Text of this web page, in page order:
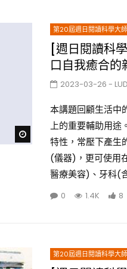
Watch Later
第20屆週日閱讀科學大師
[週日閱讀科
口自我癒合的
2023-03-26 -
本講題回顧生活中
上的重要輔助用途
特性，常壓下產生
(儀器)，更可使用
醫療美容)、牙科(
0 1.4K 8
第20屆週日閱讀科學大師